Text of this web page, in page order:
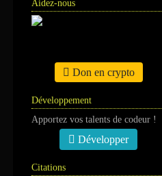
Aidez-nous
Don en crypto
Développement
Apportez vos talents de codeur !
Développer
Citations